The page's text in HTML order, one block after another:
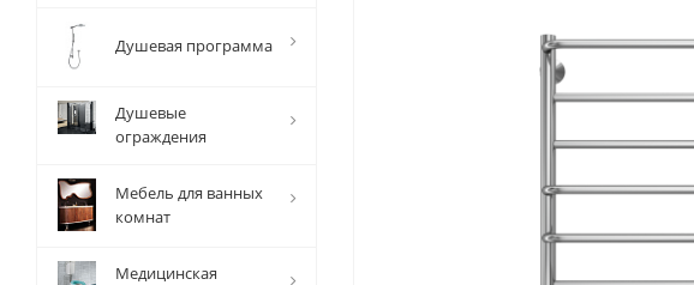
Душевая программа
Душевые
ограждения
Мебель для ванных
комнат
Медицинская